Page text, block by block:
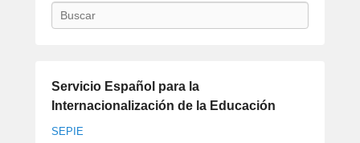
Buscar
Servicio Español para la
Internacionalización de la Educación
SEPIE